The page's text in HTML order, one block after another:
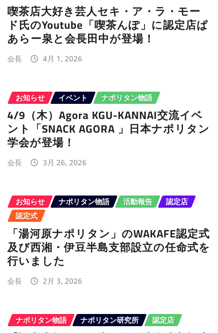
喫茶店大好き芸人セキ・ア・ラ・モー
ド氏のYoutube「喫茶んぽ」に認定店ぱ
あらー泉と会長田中が登場！
会長 4月 1, 2026
お知らせ イベント ナポリタン物語
4/9（木）Agora KGU-KANNAI交流イベ
ント「SNACK AGORA 」日本ナポリタン
学会が登場！
会長 3月 26, 2026
お知らせ ナポリタン物語 活動報告
認定店
認定式
「湯河原ナポリタン」のWAKAFE認定式
及び西湘・伊豆半島支部設立の任命式を
行いました
会長 2月 3, 2026
ナポリタン物語 ナポリタン研究所 認定店